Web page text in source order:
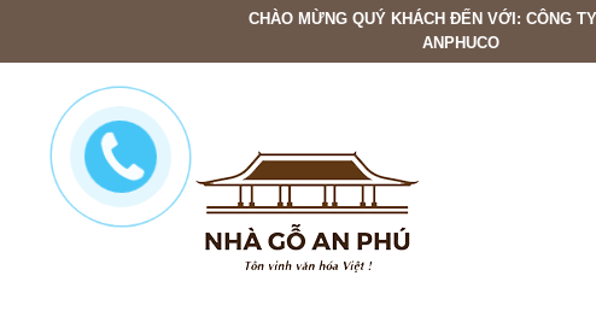
CHÀO MỪNG QUÝ KHÁCH ĐẾN VỚI: CÔNG
ANPHUCO